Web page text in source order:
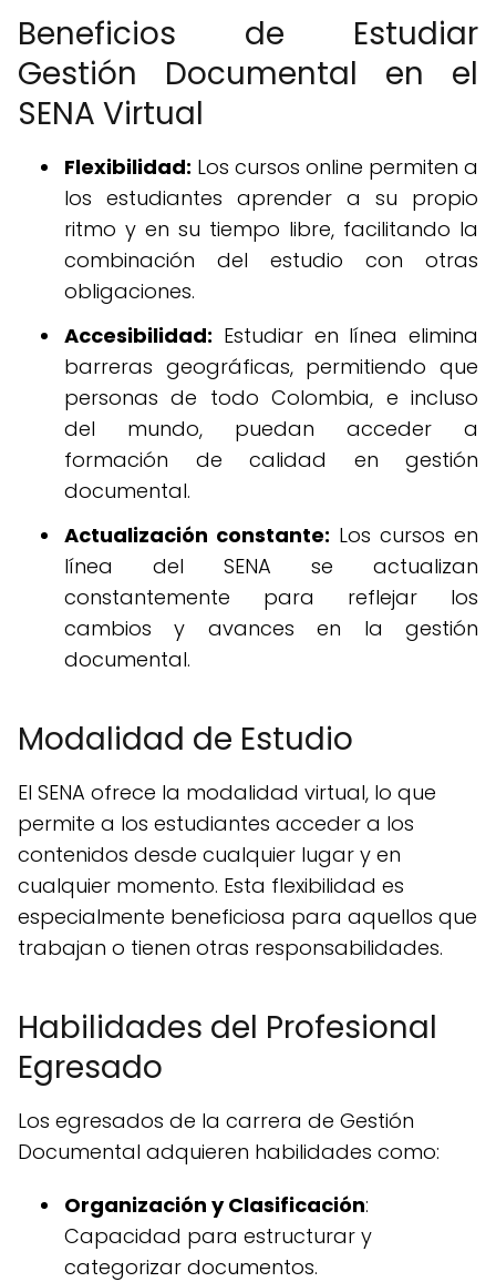
Beneficios de Estudiar
Gestión Documental en el
SENA Virtual
Flexibilidad: Los cursos online permiten a
los estudiantes aprender a su propio
ritmo y en su tiempo libre, facilitando la
combinación del estudio con otras
obligaciones.
Accesibilidad: Estudiar en línea elimina
barreras geográficas, permitiendo que
personas de todo Colombia, e incluso
del mundo, puedan acceder a
formación de calidad en gestión
documental.
Actualización constante: Los cursos en
línea del SENA se actualizan
constantemente para reflejar los
cambios y avances en la gestión
documental.
Modalidad de Estudio
El SENA ofrece la modalidad virtual, lo que
permite a los estudiantes acceder a los
contenidos desde cualquier lugar y en
cualquier momento. Esta flexibilidad es
especialmente beneficiosa para aquellos que
trabajan o tienen otras responsabilidades.
Habilidades del Profesional
Egresado
Los egresados de la carrera de Gestión
Documental adquieren habilidades como:
Organización y Clasificación:
Capacidad para estructurar y
categorizar documentos.